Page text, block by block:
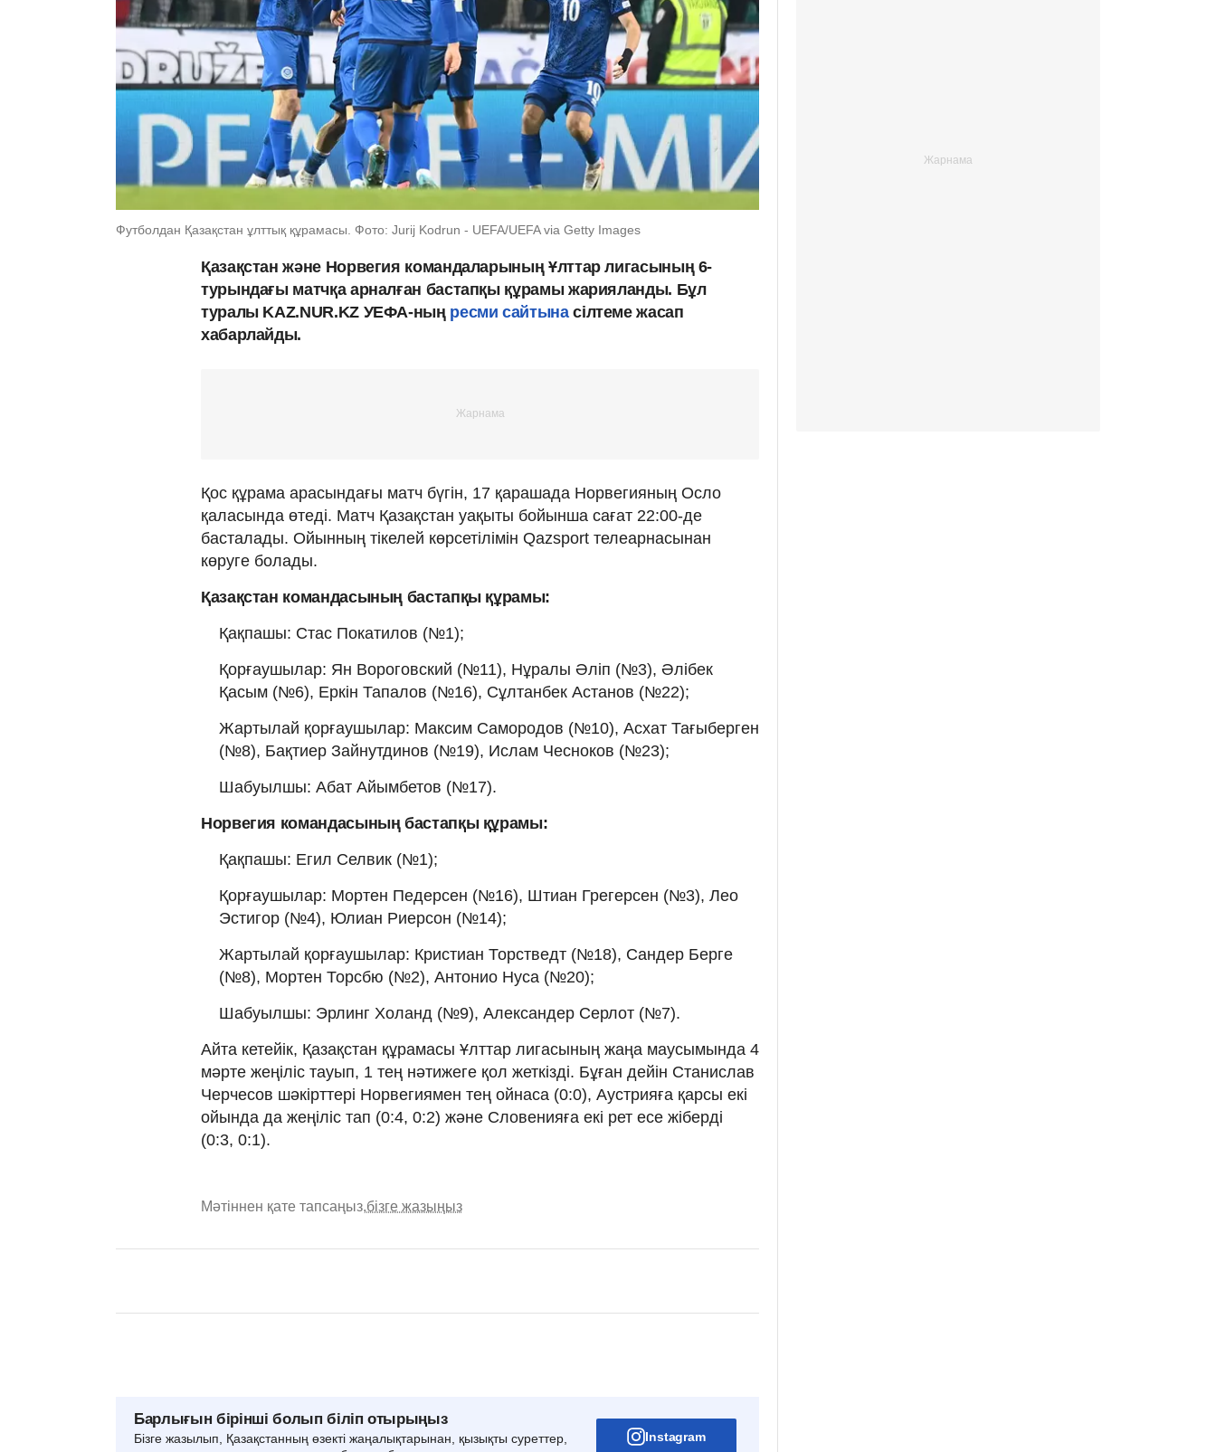
Футболдан Қазақстан ұлттық құрамасы. Фото: Jurij Kodrun - UEFA/UEFA via Getty Images
Қазақстан және Норвегия командаларының Ұлттар лигасының 6-
турындағы матчқа арналған бастапқы құрамы жарияланды. Бұл
туралы KAZ.NUR.KZ УЕФА-ның ресми сайтынасілтеме жасап
хабарлайды.
Қос құрама арасындағы матч бүгін, 17 қарашада Норвегияның Осло
қаласында өтеді. Матч Қазақстан уақыты бойынша сағат 22:00-де
басталады. Ойынның тікелей көрсетілімін Qazsport телеарнасынан
көруге болады.
Қазақстан командасының бастапқы құрамы:
Қақпашы: Стас Покатилов (№1);
Қорғаушылар: Ян Вороговский (№11), Нұралы Әліп (№3), Әлібек
Қасым (№6), Еркін Тапалов (№16), Сұлтанбек Астанов (№22);
Жартылай қорғаушылар: Максим Самородов (№10), Асхат Тағыберген
(№8), Бақтиер Зайнутдинов (№19), Ислам Чесноков (№23);
Шабуылшы: Абат Айымбетов (№17).
Норвегия командасының бастапқы құрамы:
Қақпашы: Егил Селвик (№1);
Қорғаушылар: Мортен Педерсен (№16), Штиан Грегерсен (№3), Лео
Эстигор (№4), Юлиан Риерсон (№14);
Жартылай қорғаушылар: Кристиан Торстведт (№18), Сандер Берге
(№8), Мортен Торсбю (№2), Антонио Нуса (№20);
Шабуылшы: Эрлинг Холанд (№9), Александер Серлот (№7).
Айта кетейік, Қазақстан құрамасы Ұлттар лигасының жаңа маусымында 4
мәрте жеңіліс тауып, 1 тең нәтижеге қол жеткізді. Бұған дейін Станислав
Черчесов шәкірттері Норвегиямен тең ойнаса (0:0), Аустрияға қарсы екі
ойында да жеңіліс тап (0:4, 0:2) және Словенияға екі рет есе жіберді
(0:3, 0:1).
Мәтіннен қате тапсаңыз,бізге жазыңыз
Барлығын бірінші болып біліп отырыңыз
Бізге жазылып, Қазақстанның өзекті жаңалықтарынан, қызықты суреттер,
Instagram